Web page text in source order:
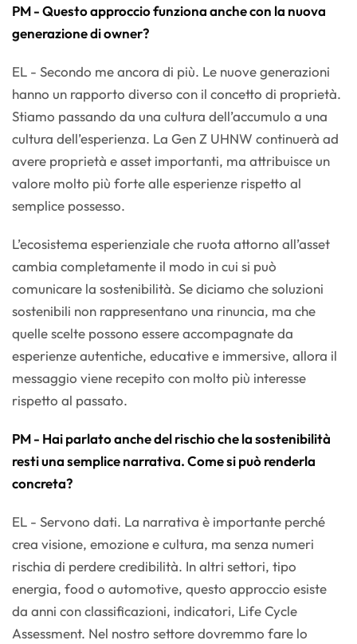
PM - Questo approccio funziona anche con la nuova
generazione di owner?
EL - Secondo me ancora di più. Le nuove generazioni
hanno un rapporto diverso con il concetto di proprietà.
Stiamo passando da una cultura dell’accumulo a una
cultura dell’esperienza. La Gen Z UHNW continuerà ad
avere proprietà e asset importanti, ma attribuisce un
valore molto più forte alle esperienze rispetto al
semplice possesso.
L’ecosistema esperienziale che ruota attorno all’asset
cambia completamente il modo in cui si può
comunicare la sostenibilità. Se diciamo che soluzioni
sostenibili non rappresentano una rinuncia, ma che
quelle scelte possono essere accompagnate da
esperienze autentiche, educative e immersive, allora il
messaggio viene recepito con molto più interesse
rispetto al passato.
PM - Hai parlato anche del rischio che la sostenibilità
resti una semplice narrativa. Come si può renderla
concreta?
EL - Servono dati. La narrativa è importante perché
crea visione, emozione e cultura, ma senza numeri
rischia di perdere credibilità. In altri settori, tipo
energia, food o automotive, questo approccio esiste
da anni con classificazioni, indicatori, Life Cycle
Assessment. Nel nostro settore dovremmo fare lo